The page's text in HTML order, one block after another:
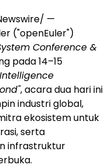
—
("openEuler")
Conference &
pada 14–15
, acara dua hari ini
industri global,
ekosistem untuk
serta
infrastruktur